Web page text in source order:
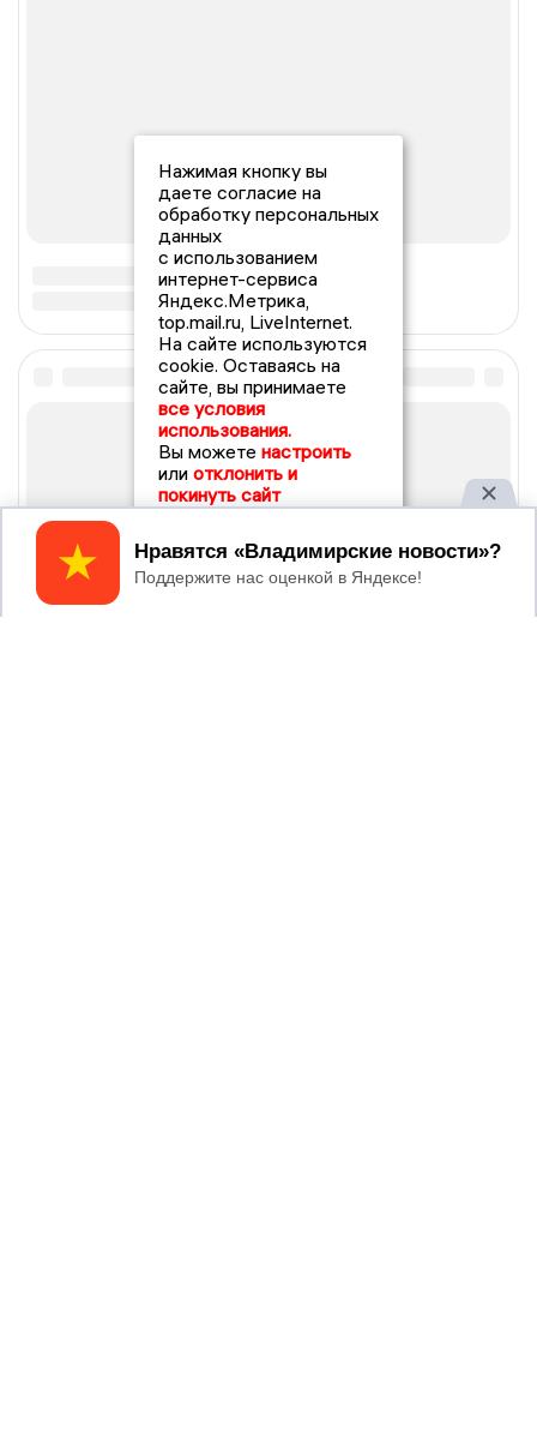
Нажимая кнопку вы
даете согласие на
обработку персональных
данных
с использованием
интернет-сервиса
Яндекс.Метрика,
top.mail.ru, LiveInternet.
На сайте используются
cookie. Оставаясь на
сайте, вы принимаете
все условия
использования.
Вы можете настроить
или отклонить и
покинуть сайт
Принять